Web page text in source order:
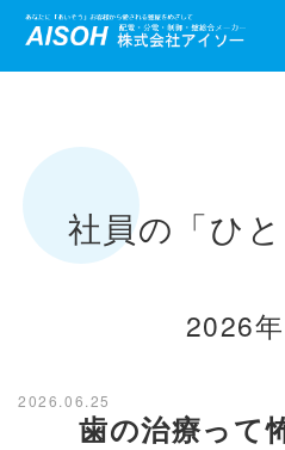
社員の「ひ
2026
2026.06.25
歯の治療って